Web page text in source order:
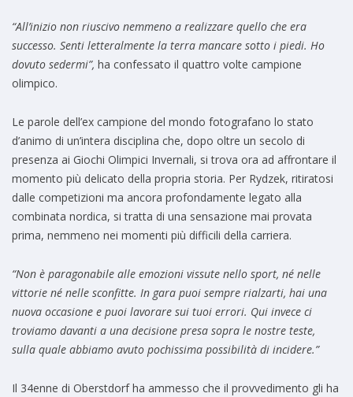
“All’inizio non riuscivo nemmeno a realizzare quello che era
successo. Senti letteralmente la terra mancare sotto i piedi. Ho
dovuto sedermi”, ha confessato il quattro volte campione
olimpico.
Le parole dell’ex campione del mondo fotografano lo stato
d’animo di un’intera disciplina che, dopo oltre un secolo di
presenza ai Giochi Olimpici Invernali, si trova ora ad affrontare il
momento più delicato della propria storia. Per Rydzek, ritiratosi
dalle competizioni ma ancora profondamente legato alla
combinata nordica, si tratta di una sensazione mai provata
prima, nemmeno nei momenti più difficili della carriera.
“Non è paragonabile alle emozioni vissute nello sport, né nelle
vittorie né nelle sconfitte. In gara puoi sempre rialzarti, hai una
nuova occasione e puoi lavorare sui tuoi errori. Qui invece ci
troviamo davanti a una decisione presa sopra le nostre teste,
sulla quale abbiamo avuto pochissima possibilità di incidere.”
Il 34enne di Oberstdorf ha ammesso che il provvedimento gli ha